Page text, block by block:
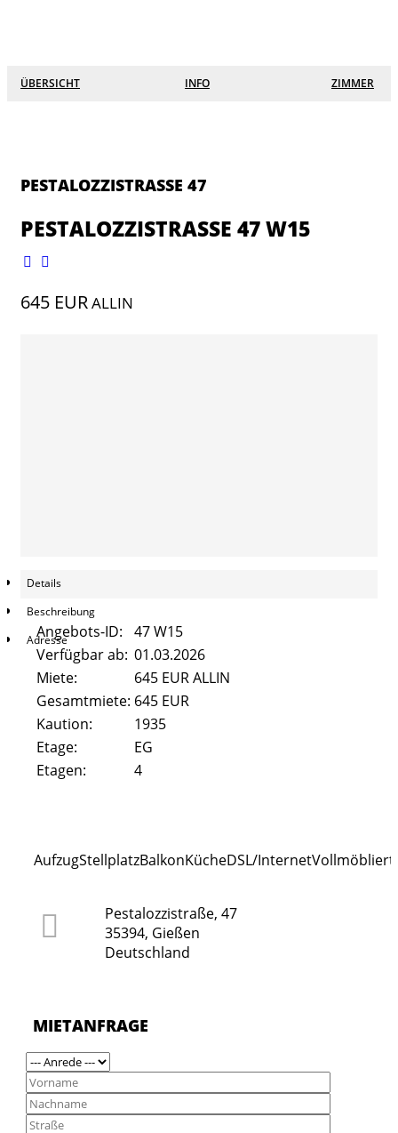
Grüne Stadtterrassen
FAQ
ÜBERSICHT INFO ZIMMER
PESTALOZZISTRASSE 47
PESTALOZZISTRASSE 47 W15
645 EURALLIN
Details
Beschreibung
Adresse
Angebots-ID:
47 W15
Verfügbar ab: 01.03.2026
Miete:
645 EUR ALLIN
Gesamtmiete: 645 EUR
Kaution:
1935
Etage:
EG
Etagen:
4
AufzugStellplatzBalkonKücheDSL/InternetVollmöbliert
Pestalozzistraße, 47
35394, Gießen
Deutschland
MIETANFRAGE